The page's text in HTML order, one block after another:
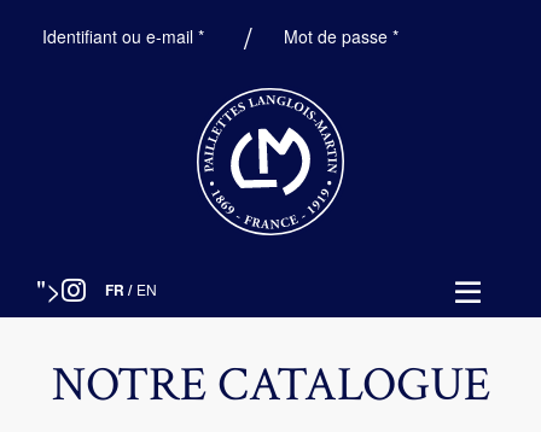
Identifiant ou e-mail *ObligatoireMot de passe*Obligatoire
"> FR / EN
NOTRE CATALOGUE